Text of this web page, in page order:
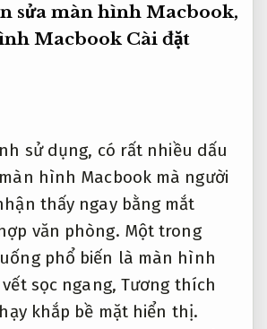
sửa màn hình Macbook,
Macbook Cài đặt
sử dụng, có rất nhiều dấu
hình Macbook mà người
thấy ngay bằng mắt
văn phòng. Một trong
phổ biến là màn hình
sọc ngang, Tương thích
khắp bề mặt hiển thị.